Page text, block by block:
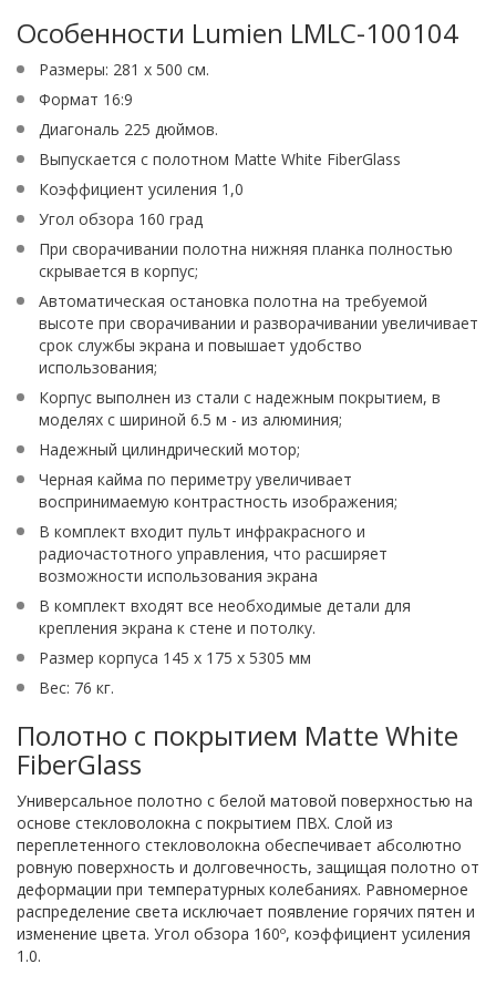
Особенности Lumien LMLC-100104
Размеры: 281 х 500 см.
Формат 16:9
Диагональ 225 дюймов.
Выпускается с полотном Matte White FiberGlass
Коэффициент усиления 1,0
Угол обзора 160 град
При сворачивании полотна нижняя планка полностью
скрывается в корпус;
Автоматическая остановка полотна на требуемой
высоте при сворачивании и разворачивании увеличивает
срок службы экрана и повышает удобство
использования;
Корпус выполнен из стали с надежным покрытием, в
моделях с шириной 6.5 м - из алюминия;
Надежный цилиндрический мотор;
Черная кайма по периметру увеличивает
воспринимаемую контрастность изображения;
В комплект входит пульт инфракрасного и
радиочастотного управления, что расширяет
возможности использования экрана
В комплект входят все необходимые детали для
крепления экрана к стене и потолку.
Размер корпуса 145 x 175 x 5305 мм
Вес: 76 кг.
Полотно с покрытием Matte White
FiberGlass
Универсальное полотно с белой матовой поверхностью на
основе стекловолокна с покрытием ПВХ. Слой из
переплетенного стекловолокна обеспечивает абсолютно
ровную поверхность и долговечность, защищая полотно от
деформации при температурных колебаниях. Равномерное
распределение света исключает появление горячих пятен и
изменение цвета. Угол обзора 160º, коэффициент усиления
1.0.